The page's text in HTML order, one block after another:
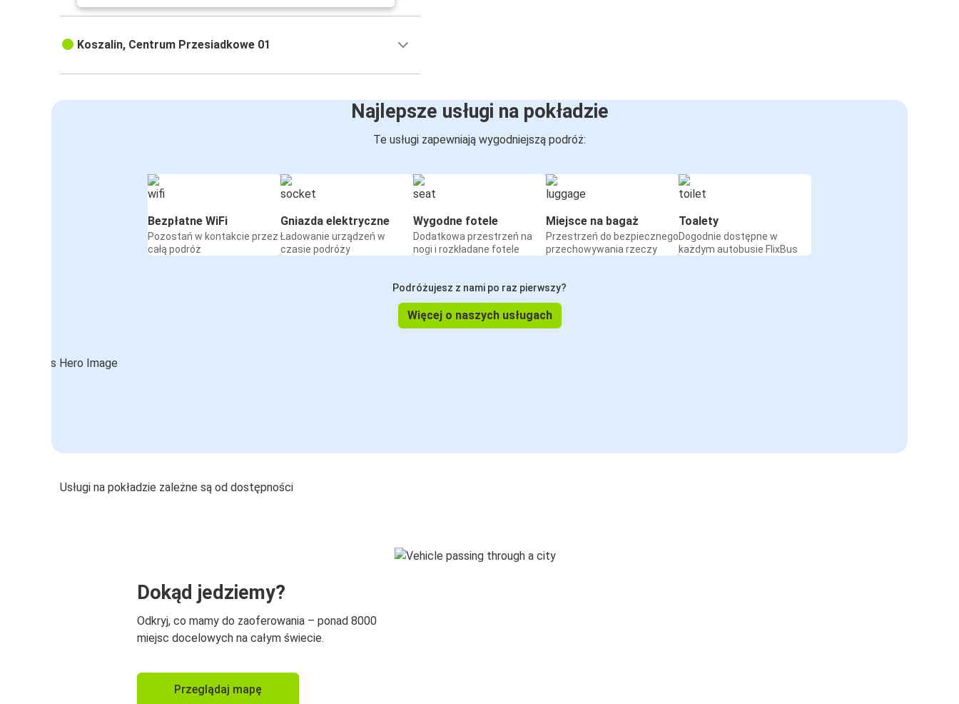
Koszalin, Centrum Przesiadkowe 01
Najlepsze usługi na pokładzie
Te usługi zapewniają wygodniejszą podróż:
Bezpłatne WiFi
Pozostań w kontakcie przez
całą podróż
Gniazda elektryczne
Ładowanie urządzeń w
czasie podróży
Wygodne fotele
Dodatkowa przestrzeń na
nogi i rozkładane fotele
Miejsce na bagaż
Przestrzeń do bezpiecznego
przechowywania rzeczy
Toalety
Dogodnie dostępne w
każdym autobusie FlixBus
Podróżujesz z nami po raz pierwszy?
Więcej o naszych usługach
Usługi na pokładzie zależne są od dostępności
Dokąd jedziemy?
Odkryj, co mamy do zaoferowania – ponad 8000
miejsc docelowych na całym świecie.
Przeglądaj mapę